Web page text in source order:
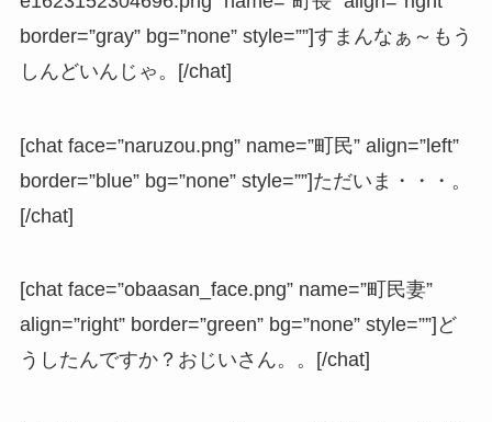
border=”gray” bg=”none” style=””]すまんなぁ～もう
しんどいんじゃ。[/chat]
[chat face=”naruzou.png” name=”町民” align=”left”
border=”blue” bg=”none” style=””]ただいま・・・。
[/chat]
[chat face=”obaasan_face.png” name=”町民妻”
align=”right” border=”green” bg=”none” style=””]ど
うしたんですか？おじいさん。。[/chat]